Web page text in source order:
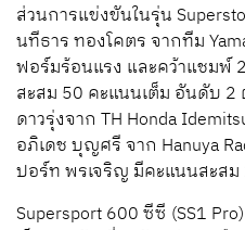
ส่วนการแข่งขันในรุ่น
นทีธาร ทองโคตร จากทีม
ฟอร์มร้อนแรง และคว้าแชมพ์
สะสม 50 คะแนนเต็ม อันดับ
ดาวรุ่งจาก TH Honda
อภิเดช บุญศรี จาก Hanuya
ปอร์ท พรเจริญ มีคะแนนสะส
Supersport 600 ซีซี (SS1